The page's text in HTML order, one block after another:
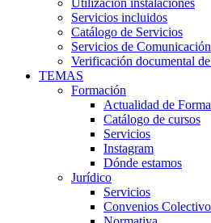
Utilización instalaciones
Servicios incluidos
Catálogo de Servicios
Servicios de Comunicación
Verificación documental
TEMAS
Formación
Actualidad de
Catálogo de cursos
Servicios
Instagram
Dónde estamos
Jurídico
Servicios
Convenios